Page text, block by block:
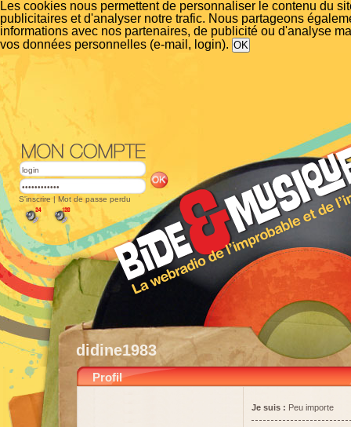
Les cookies nous permettent de personnaliser le contenu du
publicitaires et d'analyser notre trafic. Nous partageons
informations avec nos partenaires, de publicité ou d'analyse
vos données personnelles (e-mail, login).
S'inscrire | Mot de passe perdu
didine1983
Profil
Je suis : Peu importe